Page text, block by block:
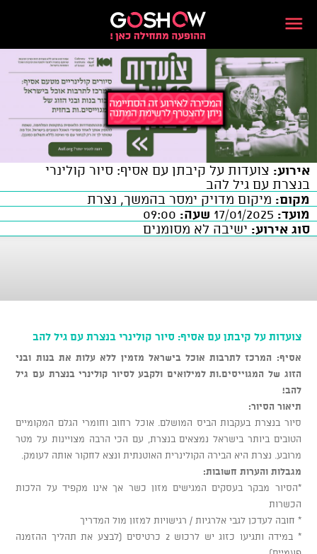
אירוע: צועדות על קיבתן עם אסיף: סיור קולינרי
בנצרת עם גיל להב
מקום: מיקום מדויק ימסר בהמשך, נצרת
מועד:
שעה:
סוג אירוע: ישיבה לא מסומנים
צועדות על קיבתן עם אסיף: סיור קולינרי בנצרת עם גיל להב
אסיף: המרכז לתרבות אוכל בישראל מזמין ללא עלות את בנות ובני
הזוג של המגוייסים.ות למילואים ולקבע לסיור קולינרי בנצרת עם גיל
להב!
תיאור הסיור:
סיור בנצרת בעקבות הביס המושלם. אוכל רחוב וחומרי הגלם המקומיים
הטובים ביותר בישראל נמצאים בנצרת, עם הכי הרבה מצויינות על מטר
מרובע. נצרת היא הבירה הקולינרית האוטנתית ונצא לחקור אותה לעומק.
מגבלות והערות חשובות:
*הסיור מבקר בעסקים המגישים מזון כשר אך אינו מקפיד על הלכות
הכשרות
* חובה לעדכן לגבי אלרגיות / רגישויות למזון מול המדריך
* במידה ותגיעו כזוג יש לרכוש 2 כרטיסים (לבצע את תהליך ההזמנה